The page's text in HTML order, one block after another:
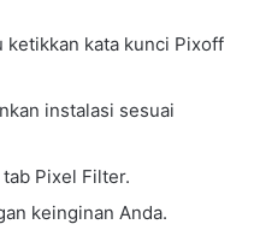
ketikkan kata kunci Pixoff
instalasi sesuai
Pixel Filter.
keinginan Anda.